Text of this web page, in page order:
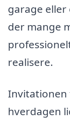
garage
der mange
realisere.
Invitationen
hverdagen